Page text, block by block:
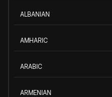
ALBANIAN
AMHARIC
ARABIC
ARMENIAN